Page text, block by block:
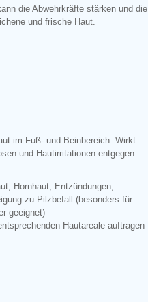
die Abwehrkräfte stärken und die
und frische Haut.
im Fuß- und Beinbereich. Wirkt
und Hautirritationen entgegen.
Hornhaut, Entzündungen,
zu Pilzbefall (besonders für
geeignet)
Hautareale auftragen